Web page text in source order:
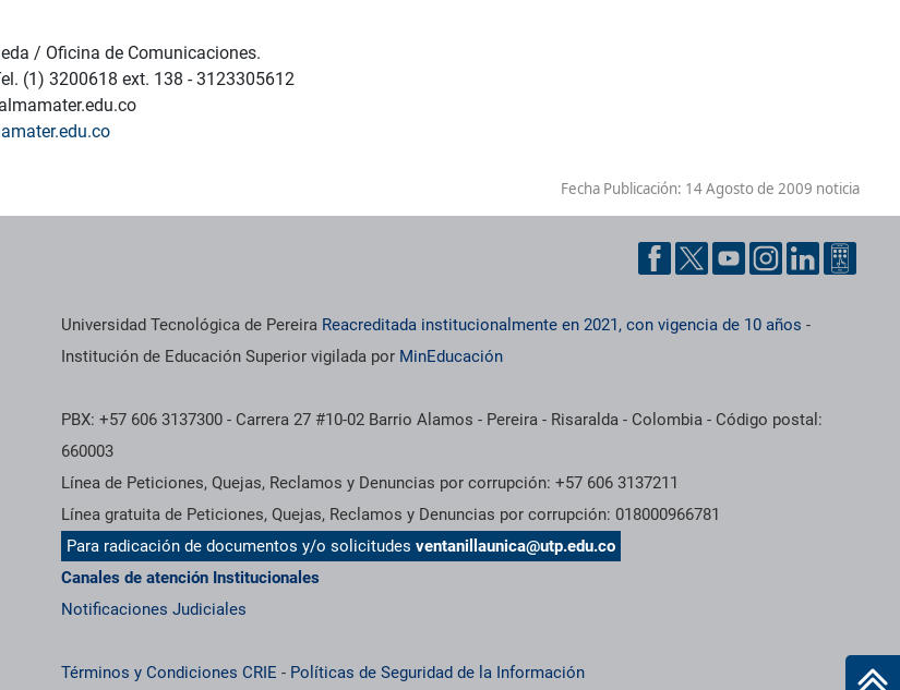
/ Oficina de Comunicaciones.
(1) 3200618 ext. 138 - 3123305612
Fecha Publicación: 14 Agosto de 2009 noticia
Universidad Tecnológica de Pereira Reacreditada institucionalmente en 2021, con vigencia de 10 años -
Institución de Educación Superior vigilada por MinEducación
PBX: +57 606 3137300 - Carrera 27 #10-02 Barrio Alamos - Pereira - Risaralda - Colombia - Código postal:
660003
Línea de Peticiones, Quejas, Reclamos y Denuncias por corrupción: +57 606 3137211
Línea gratuita de Peticiones, Quejas, Reclamos y Denuncias por corrupción: 018000966781
Para radicación de documentos y/o solicitudesventanillaunica@utp.edu.co
Canales de atención Institucionales
Notificaciones Judiciales
Términos y Condiciones CRIE - Políticas de Seguridad de la Información